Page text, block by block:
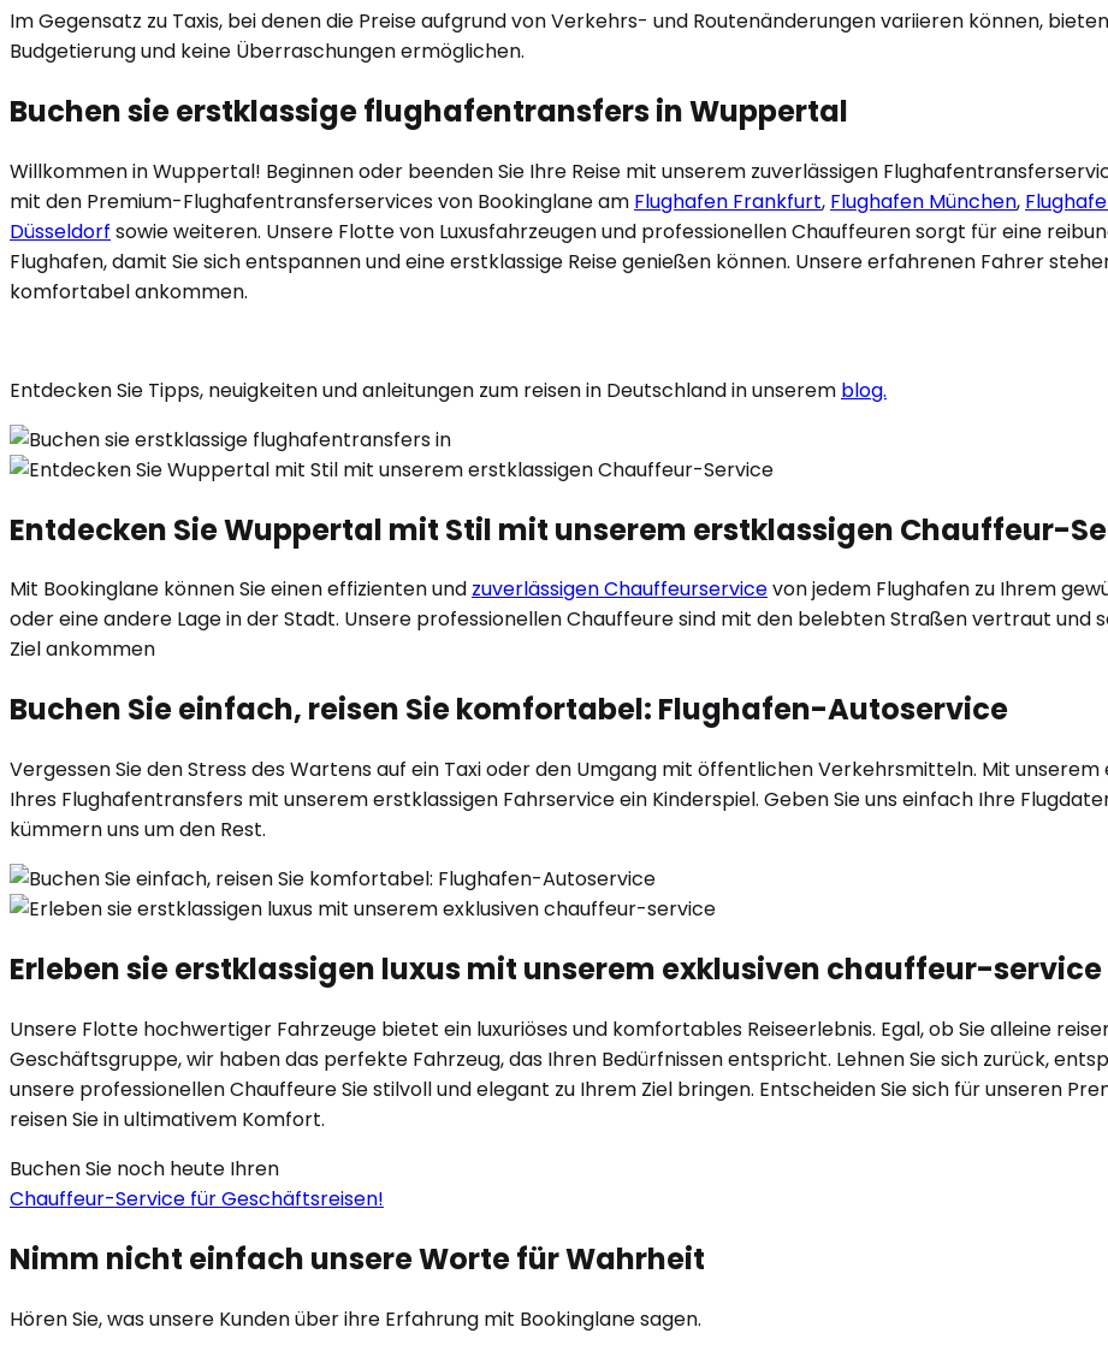
Im Gegensatz zu Taxis, bei denen die Preise aufgrund von Verkehrs- und Routenänderungen variieren können,
Budgetierung und keine Überraschungen ermöglichen.
Buchen sie erstklassige flughafentransfers inWuppertal
Willkommen inWuppertal! Beginnen oder beenden Sie Ihre Reise mit unserem zuverlässigen
mit den Premium-Flughafentransferservices von Bookinglane am Flughafen Frankfurt, Flughafen München,
Düsseldorf sowie weiteren. Unsere Flotte von Luxusfahrzeugen und professionellen Chauffeuren sorgt für eine
Flughafen, damit Sie sich entspannen und eine erstklassige Reise genießen können. Unsere erfahrenen Fahrer
komfortabel ankommen.
Entdecken Sie Tipps, neuigkeiten und anleitungen zum reisen in Deutschland in unserem blog.
Entdecken Sie Wuppertal mit Stil mit unserem erstklassigen Chauffeur-
Mit Bookinglane können Sie einen effizienten und zuverlässigen Chauffeurservicevon jedem Flughafen zu Ihrem
oder eine andere Lage in der Stadt. Unsere professionellen Chauffeure sind mit den belebten Straßen vertraut und
Ziel ankommen
Buchen Sie einfach, reisen Sie komfortabel: Flughafen-Autoservice
Vergessen Sie den Stress des Wartens auf ein Taxi oder den Umgang mit öffentlichen Verkehrsmitteln. Mit
Ihres Flughafentransfers mit unserem erstklassigen Fahrservice ein Kinderspiel. Geben Sie uns einfach Ihre
kümmern uns um den Rest.
Erleben sie erstklassigen luxus mit unserem exklusiven chauffeur-service
Unsere Flotte hochwertiger Fahrzeuge bietet ein luxuriöses und komfortables Reiseerlebnis. Egal, ob Sie alleine
Geschäftsgruppe, wir haben das perfekte Fahrzeug, das Ihren Bedürfnissen entspricht. Lehnen Sie sich zurück,
unsere professionellen Chauffeure Sie stilvoll und elegant zu Ihrem Ziel bringen. Entscheiden Sie sich für unseren
reisen Sie in ultimativem Komfort.
Buchen Sie noch heute Ihren
Chauffeur-Service für Geschäftsreisen!
Nimm nicht einfach unsere Worte für Wahrheit
Hören Sie, was unsere Kunden über ihre Erfahrung mit Bookinglane sagen.